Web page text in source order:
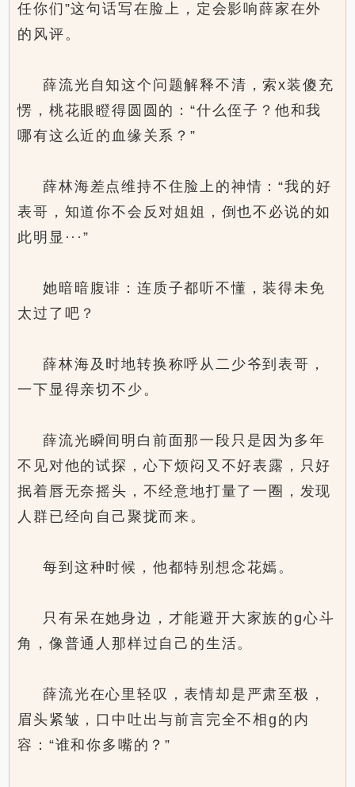
任你们”这句话写在脸上，定会影响薛家在外
的风评。
薛流光自知这个问题解释不清，索x装傻充
愣，桃花眼瞪得圆圆的：“什么侄子？他和我
哪有这么近的血缘关系？”
薛林海差点维持不住脸上的神情：“我的好
表哥，知道你不会反对姐姐，倒也不必说的如
此明显···”
她暗暗腹诽：连质子都听不懂，装得未免
太过了吧？
薛林海及时地转换称呼从二少爷到表哥，
一下显得亲切不少。
薛流光瞬间明白前面那一段只是因为多年
不见对他的试探，心下烦闷又不好表露，只好
抿着唇无奈摇头，不经意地打量了一圈，发现
人群已经向自己聚拢而来。
每到这种时候，他都特别想念花嫣。
只有呆在她身边，才能避开大家族的g心斗
角，像普通人那样过自己的生活。
薛流光在心里轻叹，表情却是严肃至极，
眉头紧皱，口中吐出与前言完全不相g的内
容：“谁和你多嘴的？”